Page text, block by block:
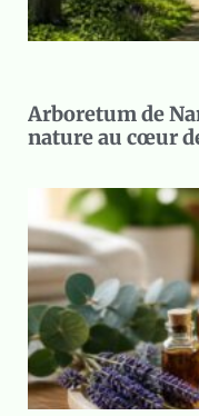
Arboretum de
nature au cœur